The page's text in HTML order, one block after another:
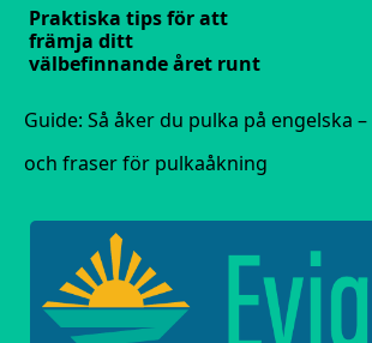
Praktiska tips för att
främja ditt
välbefinnande året runt
Guide: Så åker du pulka på engelska
och fraser för pulkaåkning